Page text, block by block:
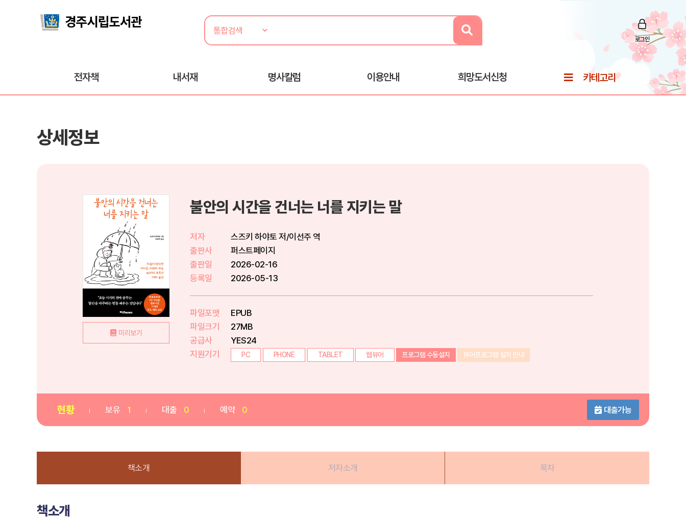
로그인
전자책 내서재 명사칼럼 이용안내 희망도서신청 카테고리
상세정보
미리보기
불안의 시간을 건너는 너를 지키는 말
저자
스즈키 하야토 저/이선주 역
출판사
퍼스트페이지
출판일
2026-02-16
등록일
2026-05-13
파일포맷
EPUB
파일크기
27MB
공급사
YES24
지원기기
PC PHONE TABLET 웹뷰어 프로그램 수동설치 뷰어프로그램 설치 안내
현황 보유 1 대출 0 예약 0 대출가능
책소개 저자소개 목차
책소개